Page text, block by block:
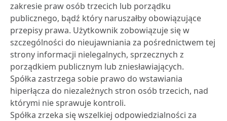
zakresie praw osób trzecich lub porządku
publicznego, bądź który naruszałby obowiązujące
przepisy prawa. Użytkownik zobowiązuje się w
szczególności do nieujawniania za pośrednictwem tej
strony informacji nielegalnych, sprzecznych z
porządkiem publicznym lub zniesławiających.
Spółka zastrzega sobie prawo do wstawiania
hiperłącza do niezależnych stron osób trzecich, nad
którymi nie sprawuje kontroli.
Spółka zrzeka się wszelkiej odpowiedzialności za